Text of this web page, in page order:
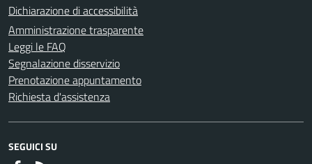
Dichiarazione di accessibilità
Amministrazione trasparente
Leggi le FAQ
Segnalazione disservizio
Prenotazione appuntamento
Richiesta d'assistenza
SEGUICI SU